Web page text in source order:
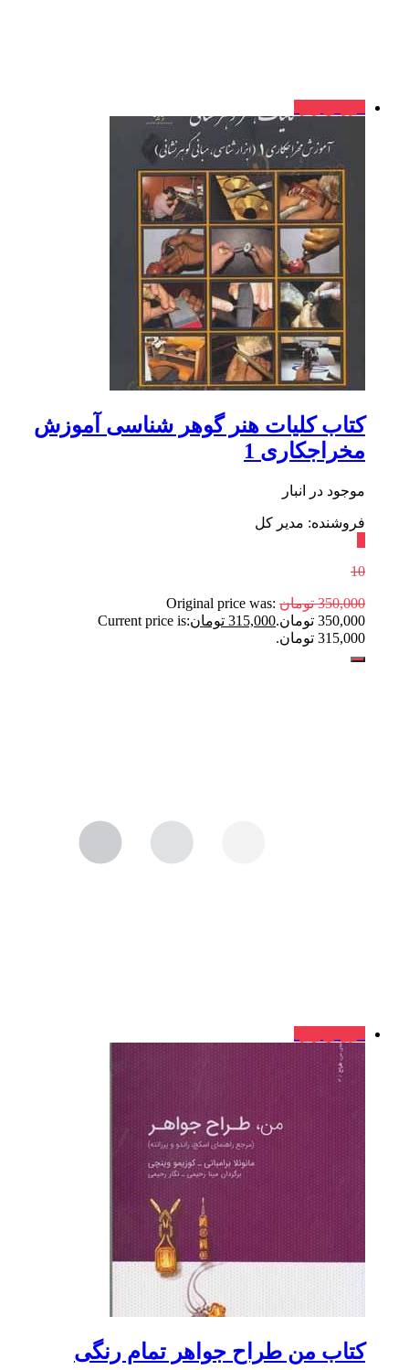
کتاب کلیات هنر گوهر شناسی آموزش
مخراجکاری 1
موجود در انبار
فروشنده: مدیر کل
10
350,000 تومان Original price was:
350,000 تومان.
315,000 تومانCurrent price is:
315,000 تومان.
کتاب من طراح جواهر تمام رنگی